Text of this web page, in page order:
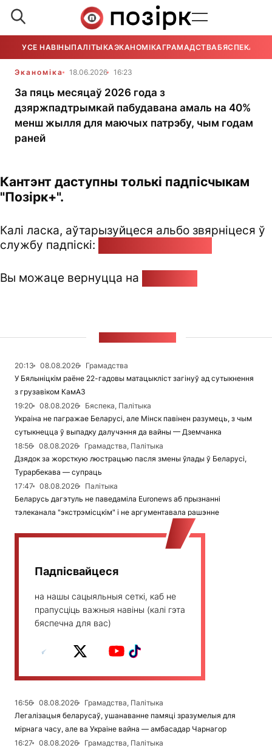
УСЕ НАВІНЫПАЛІТЫКАЭКАНОМІКАГРАМАДСТВАБЯСПЕКА
Эканоміка 18.06.2026 16:23
За пяць месяцаў 2026 года з
дзяржпадтрымкай пабудавана амаль на 40%
менш жылля для маючых патрэбу, чым годам
раней
Кантэнт даступны толькі падпісчыкам
"Позірк+".
Калі ласка, аўтарызуйцеся альбо звярніцеся ў
службу падпіскі:
Вы можаце вернуцца на
20:13 08.08.2026
Грамадства
У Бялыніцкім раёне 22-гадовы матацыкліст загінуў ад сутыкнення
з грузавіком КамАЗ
19:20
08.08.2026
Бяспека, Палітыка
Украіна не пагражае Беларусі, але Мінск павінен разумець, з чым
сутыкнецца ў выпадку далучэння да вайны — Дземчанка
18:56
08.08.2026
Грамадства, Палітыка
Дзядок за жорсткую люстрацыю пасля змены ўлады ў Беларусі,
Турарбекава — супраць
17:47
08.08.2026
Палітыка
Беларусь дагэтуль не паведаміла Euronews аб прызнанні
тэлеканала "экстрэмісцкім" і не аргументавала рашэнне
Падпісвайцеся
на нашы сацыяльныя сеткі, каб не
прапусціць важныя навіны (калі гэта
бяспечна для вас)
16:56 08.08.2026
Грамадства, Палітыка
Легалізацыя беларусаў, ушанаванне памяці зразумелыя для
мірнага часу, але ва Украіне вайна — амбасадар Чарнагор
16:27
08.08.2026
Грамадства, Палітыка